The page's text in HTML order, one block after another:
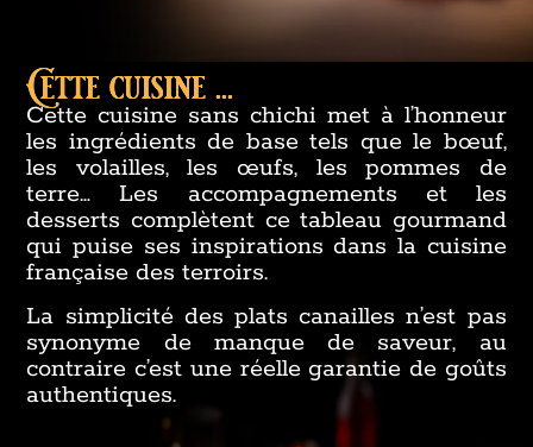
Cette cuisine ...
Cette cuisine sans chichi met à l’honneur
les ingrédients de base tels que le bœuf,
les volailles, les œufs, les pommes de
terre… Les accompagnements et les
desserts complètent ce tableau gourmand
qui puise ses inspirations dans la cuisine
française des terroirs.
La simplicité des plats canailles n’est pas
synonyme de manque de saveur, au
contraire c’est une réelle garantie de goûts
authentiques.